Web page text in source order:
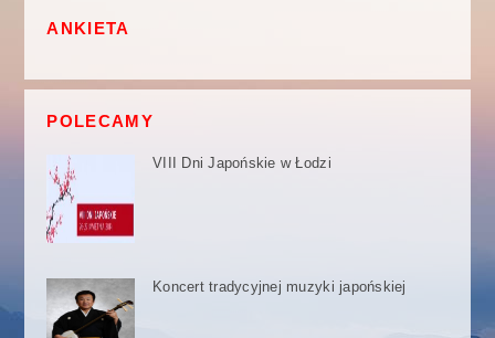
ANKIETA
POLECAMY
VIII Dni Japońskie w Łodzi
Koncert tradycyjnej muzyki japońskiej